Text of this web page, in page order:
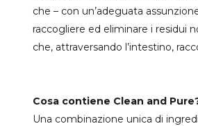
che – con un’adeguata
raccogliere ed eliminare i residui
che, attraversando l’intestino,
Cosa contiene Clean and
Una combinazione unica di